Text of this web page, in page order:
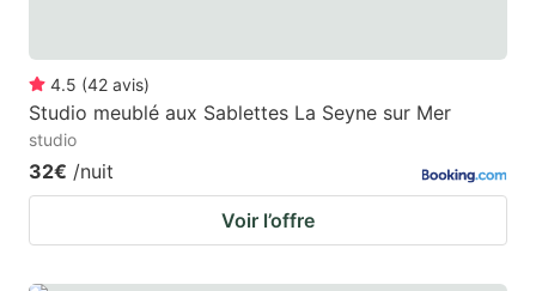
4.5 (42 avis)
Studio meublé aux Sablettes La Seyne sur Mer
studio
32€ /nuit
Voir l’offre